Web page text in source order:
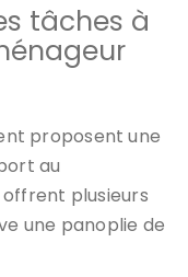
tâches à
proposent une
au
plusieurs
une panoplie de